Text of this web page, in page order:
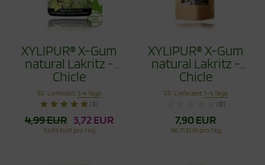
XYLIPUR® X-Gum
natural Lakritz -
Chicle
Zahnpflegekaugummi
40g
Lieferzeit:1-4 Tage
(3)
4,99 EUR 3,72 EUR
93,09 EUR pro 1 kg
XYLIPUR® X-Gum
natural Lakritz -
Chicle
80g
Lieferzeit:1-4 Tage
(0)
7,90 EUR
98,71 EUR pro 1 kg